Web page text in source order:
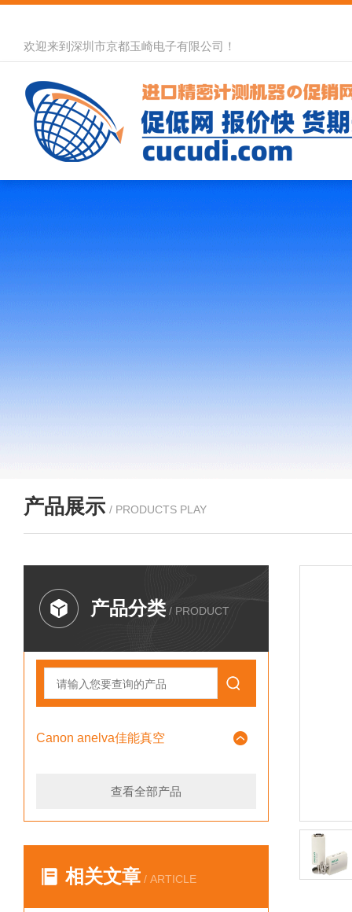
欢迎来到深圳市京都玉崎电子有限公司！
产品展示 / PRODUCTS PLAY
产品分类 / PRODUCT
Canon anelva佳能真空
查看全部产品
相关文章 / ARTICLE